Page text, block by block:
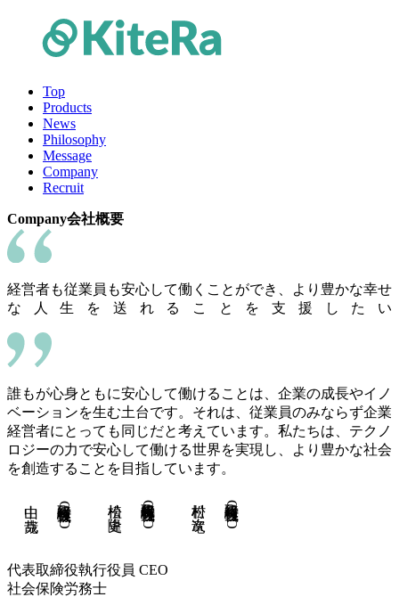
Top
Products
News
Philosophy
Message
Company
Recruit
Company会社概要
経営者も従業員も安心して働くことができ、より豊かな幸せ
な人生を送れることを支援したい
誰もが心身ともに安心して働けることは、企業の成長やイノ
ベーションを生む土台です。それは、従業員のみならず企業
経営者にとっても同じだと考えています。私たちは、テクノ
ロジーの力で安心して働ける世界を実現し、より豊かな社会
を創造することを目指しています。
取締役 執行役員 CFO 代表取締役 執行役員 CEO 取締役 執行役員 CTO
代表取締役執行役員 CEO
社会保険労務士